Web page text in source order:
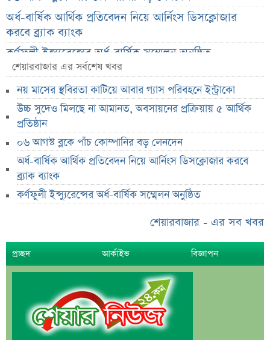
অর্ধ-বার্ষিক আর্থিক প্রতিবেদন নিয়ে আর্নিংস ডিসক্লোজার
করবে ব্র্যাক ব্যাংক
কর্ণফুলী ইন্স্যুরেন্সের অর্ধ-বার্ষিক সম্মেলন অনুষ্ঠিত
৭৫ হাজার ২৮৩ শেয়ার মনোনীত উত্তরাধিকারীর নামে
হস্তান্তর
আস্থা থাকলেও বাজারে অস্থিরতা, তদারকি বাড়ানোর পরামর্শ
০৬ আগস্ট লেনদেনের শীর্ষ ১০ শেয়ার
০৬ আগস্ট দর পতনের শীর্ষ ১০ শেয়ার
০৬ আগস্ট দর বৃদ্ধির শীর্ষ ১০ শেয়ার
দেশি ৫ মাছে মিলল মাইক্রোপ্লাস্টিক!
উৎপাদন বন্ধের কারণ জানালো এস আলম কোল্ড রোল্ড স্টিল
ইউরোপে কার্যক্রম সম্প্রসারণে পর্তুগালে প্রথম চালান রপ্তানি
শেখ হাসিনাকে নিয়ে বিস্ফোরক মন্তব্য সোহেল তাজের
ন্যাশনাল ফিড মিলের দ্বিতীয় প্রান্তিক প্রকাশ
শেয়ারবাজার এর সর্বশেষ খবর
নয় মাসের স্থবিরতা কাটিয়ে আবার গ্যাস পরিবহনে ইন্ট্রাকো
উচ্চ সুদেও মিলছে না আমানত, অবসায়নের প্রক্রিয়ায় ৫ আর্থিক
প্রতিষ্ঠান
০৬ আগস্ট ব্লকে পাঁচ কোম্পানির বড় লেনদেন
অর্ধ-বার্ষিক আর্থিক প্রতিবেদন নিয়ে আর্নিংস ডিসক্লোজার করবে
ব্র্যাক ব্যাংক
কর্ণফুলী ইন্স্যুরেন্সের অর্ধ-বার্ষিক সম্মেলন অনুষ্ঠিত
শেয়ারবাজার - এর সব খবর
প্রচ্ছদ আর্কাইভ বিজ্ঞাপন